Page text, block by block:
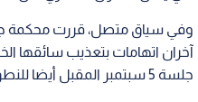
وفي سياق متصل، قررت محكمة
آخران اتهامات بتعذيب سائقها
جلسة 5 سبتمبر المقبل أيضا للنطق بالحكم في هذه الواقعة التي كشفت خلال تحقيقات قضية المخدرات.